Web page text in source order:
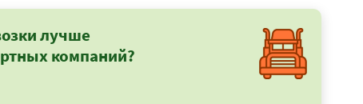
лучше
компаний?